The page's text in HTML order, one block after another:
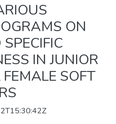
ON
IN JUNIOR
SOFT